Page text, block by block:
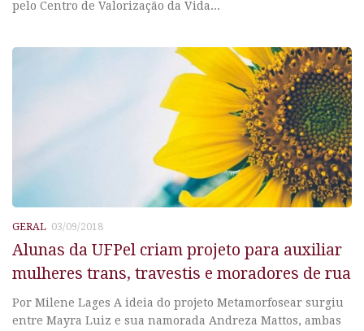
pelo Centro de Valorização da Vida...
GERAL 03/09/2018
Alunas da UFPel criam projeto para auxiliar
mulheres trans, travestis e moradores de rua
Por Milene Lages A ideia do projeto Metamorfosear surgiu
entre Mayra Luiz e sua namorada Andreza Mattos, ambas